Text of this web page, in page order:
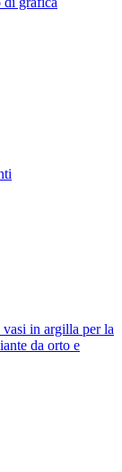
in argilla per la
da orto e